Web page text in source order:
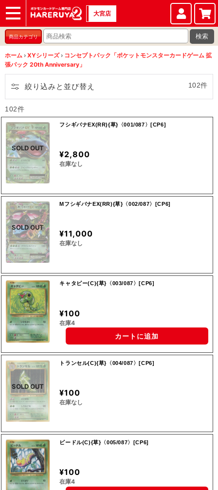
ショップ
店頭買取
店舗
イベント
大宮店
商品カテゴリ 検索
ホーム › XYシリーズ › コンセプトパック「ポケットモンスターカードゲーム 拡
張パック 20th Anniversary」
絞り込みと並び替え 102件
102件
SOLD OUT
フシギバナEX(RR){草}〈001/087〉[CP6]
¥2,800
在庫なし
SOLD OUT
MフシギバナEX(RR){草}〈002/087〉[CP6]
¥11,000
在庫なし
キャタピー(C){草}〈003/087〉[CP6]
¥100
在庫4
カートに追加
SOLD OUT
トランセル(C){草}〈004/087〉[CP6]
¥100
在庫なし
ビードル(C){草}〈005/087〉[CP6]
¥100
在庫4